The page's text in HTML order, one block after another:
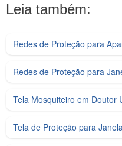
Leia também:
Redes de Proteção para
Redes de Proteção para
Tela Mosquiteiro em Doutor
Tela de Proteção para